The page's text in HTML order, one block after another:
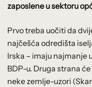
zaposlene u sektoru
Prvo treba uočiti da
najčešća odredišta
Irska – imaju najmanje
BDP-u. Druga strana
neke zemlje-uzori